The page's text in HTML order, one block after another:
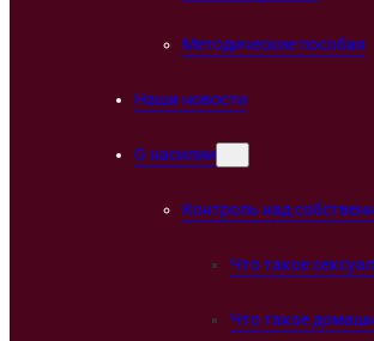
Методические пособия
Наши новости
О насилии
Контроль над
Что такое
Что такое